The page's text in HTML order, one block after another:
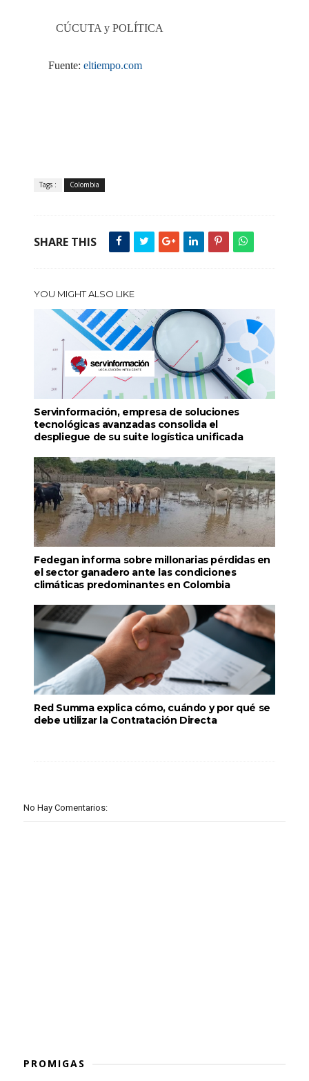
CÚCUTA y POLÍTICA
Fuente: eltiempo.com
Tags : Colombia
SHARE THIS
YOU MIGHT ALSO LIKE
Servinformación, empresa de soluciones
tecnológicas avanzadas consolida el
despliegue de su suite logística unificada
Fedegan informa sobre millonarias pérdidas en
el sector ganadero ante las condiciones
climáticas predominantes en Colombia
Red Summa explica cómo, cuándo y por qué se
debe utilizar la Contratación Directa
No Hay Comentarios:
PROMIGAS